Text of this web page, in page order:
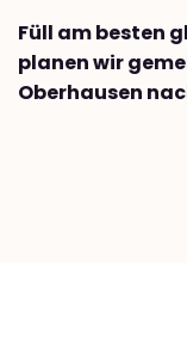
Füll am besten
planen wir
Oberhausen